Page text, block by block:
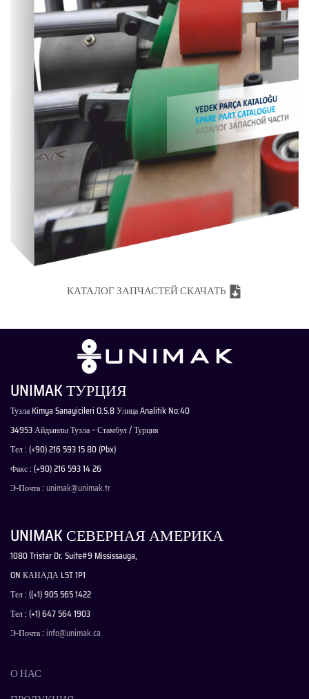
КАТАЛОГ ЗАПЧАСТЕЙ СКАЧАТЬ
UNIMAK ТУРЦИЯ
Тузла Kimya Sanayicileri O.S.B Улица Analitik No:40
34953 Айдынлы Тузла – Стамбул / Турция
Тел : (+90) 216 593 15 80 (Pbx)
Факс : (+90) 216 593 14 26
Э-Почта : unimak@unimak.tr
UNIMAK СЕВЕРНАЯ АМЕРИКА
1080 Tristar Dr. Suite#9 Mississauga,
ON КАНАДА L5T 1P1
Тел : ((+1) 905 565 1422
Тел : (+1) 647 564 1903
Э-Почта : info@unimak.ca
О НАС